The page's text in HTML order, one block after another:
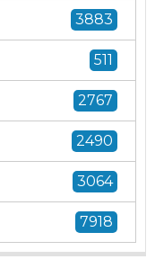
3883
511
2767
2490
3064
7918